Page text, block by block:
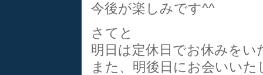
今後が楽しみです^^
さてと
明日は定休日でお休みをい
また、明後日にお会いい